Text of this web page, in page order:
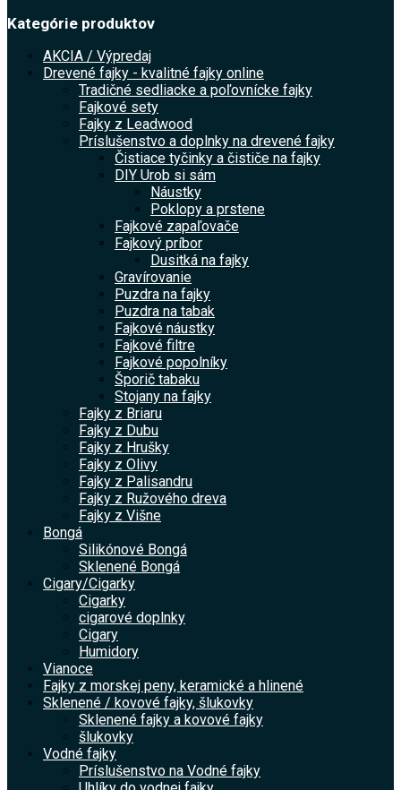
Kategórie produktov
AKCIA / Výpredaj
Drevené fajky - kvalitné fajky online
Tradičné sedliacke a poľovnícke fajky
Fajkové sety
Fajky z Leadwood
Príslušenstvo a doplnky na drevené fajky
Čistiace tyčinky a čističe na fajky
DIY Urob si sám
Náustky
Poklopy a prstene
Fajkové zapaľovače
Fajkový príbor
Dusitká na fajky
Gravírovanie
Puzdra na fajky
Puzdra na tabak
Fajkové náustky
Fajkové filtre
Fajkové popolníky
Šporič tabaku
Stojany na fajky
Fajky z Briaru
Fajky z Dubu
Fajky z Hrušky
Fajky z Olivy
Fajky z Palisandru
Fajky z Ružového dreva
Fajky z Višne
Bongá
Silikónové Bongá
Sklenené Bongá
Cigary/Cigarky
Cigarky
cigarové doplnky
Cigary
Humidory
Vianoce
Fajky z morskej peny, keramické a hlinené
Sklenené / kovové fajky, šlukovky
Sklenené fajky a kovové fajky
šlukovky
Vodné fajky
Príslušenstvo na Vodné fajky